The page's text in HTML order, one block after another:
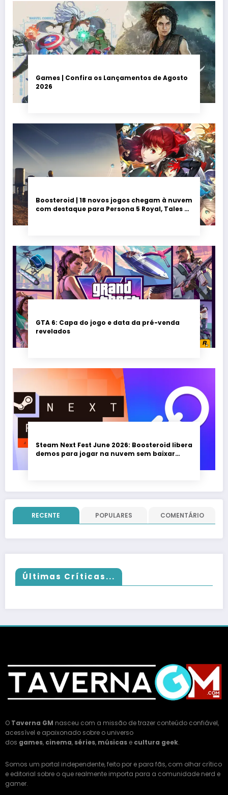
Games | Confira os Lançamentos de Agosto
2026
Boosteroid | 18 novos jogos chegam à nuvem
com destaque para Persona 5 Royal, Tales of
GTA 6: Capa do jogo e data da pré-venda
revelados
Steam Next Fest June 2026: Boosteroid libera
demos para jogar na nuvem sem baixar
RECENTE POPULARES COMENTÁRIO
Últimas Críticas...
O Taverna GM nasceu com a missão de trazer conteúdo confiável,
acessível e apaixonado sobre o universo
dos games, cinema, séries, músicas e cultura geek.
Somos um portal independente, feito por e para fãs, com olhar crítico
e editorial sobre o que realmente importa para a comunidade nerd e
gamer.